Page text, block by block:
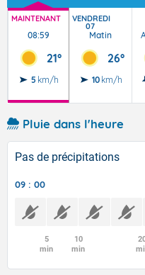
MAINTENANT
08:59
21°
5 km/h
VENDREDI
07
Matin
26°
10 km/h
Pluie dans l'heure
Pas de précipitations
09 : 00
5
min
10
min